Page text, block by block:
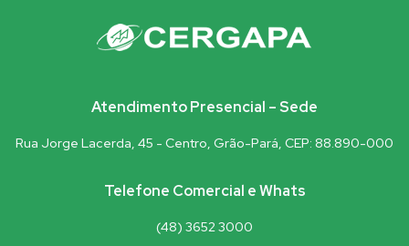
Atendimento Presencial – Sede
Rua Jorge Lacerda, 45 - Centro, Grão-Pará, CEP: 88.890-000
Telefone Comercial e Whats
(48) 3652 3000